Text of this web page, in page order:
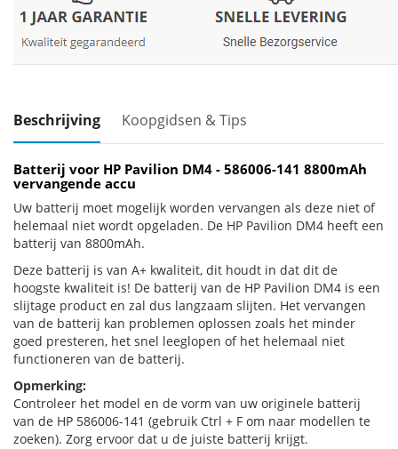
Beschrijving Koopgidsen & Tips
Batterij voor HP Pavilion DM4 - 586006-141 8800mAh
vervangende accu
Uw batterij moet mogelijk worden vervangen als deze niet of
helemaal niet wordt opgeladen. De HP Pavilion DM4 heeft een
batterij van 8800mAh.
Deze batterij is van A+ kwaliteit, dit houdt in dat dit de
hoogste kwaliteit is! De batterij van de HP Pavilion DM4 is een
slijtage product en zal dus langzaam slijten. Het vervangen
van de batterij kan problemen oplossen zoals het minder
goed presteren, het snel leeglopen of het helemaal niet
functioneren van de batterij.
Opmerking:
Controleer het model en de vorm van uw originele batterij
van de HP 586006-141 (gebruik Ctrl + F om naar modellen te
zoeken). Zorg ervoor dat u de juiste batterij krijgt.